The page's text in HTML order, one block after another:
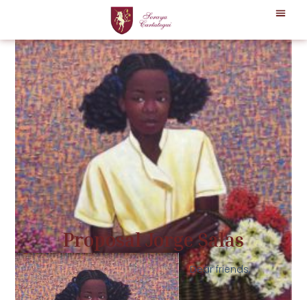
Proposal Jorge Salas
Dear friends,